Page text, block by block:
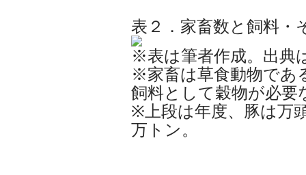
表２．家畜数と飼料・
※表は筆者作成。出典
※家畜は草食動物であ
飼料として穀物が必要
※上段は年度、豚は万
万トン。